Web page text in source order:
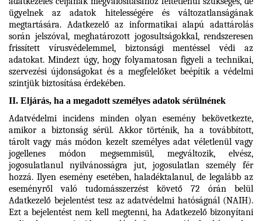
ügyelnek az adatok hitelességére és változatlanságának
megtartására. Adatkezelő az informatikai alapú adattárolás
során jelszóval, meghatározott jogosultságokkal, rendszeresen
frissített vírusvédelemmel, biztonsági mentéssel védi az
adatokat. Mindezt úgy, hogy folyamatosan figyeli a technikai,
szervezési újdonságokat és a megfelelőket beépítik a védelmi
szintjük biztosítása érdekében.
II. Eljárás, ha a megadott személyes adatok sérülnének
Adatvédelmi incidens minden olyan esemény bekövetkezte,
amikor a biztonság sérül. Akkor történik, ha a továbbított,
tárolt vagy más módon kezelt személyes adat véletlenül vagy
jogellenes módon megsemmisül, megváltozik, elvész,
jogosulatlanul nyilvánosságra jut, jogosulatlan személy fér
hozzá. Ilyen esemény esetében, haladéktalanul, de legalább az
eseményről való tudomásszerzést követő 72 órán belül
Adatkezelő bejelentést tesz az adatvédelmi hatóságnál (NAIH).
Ezt a bejelentést nem kell megtenni, ha Adatkezelő bizonyítani